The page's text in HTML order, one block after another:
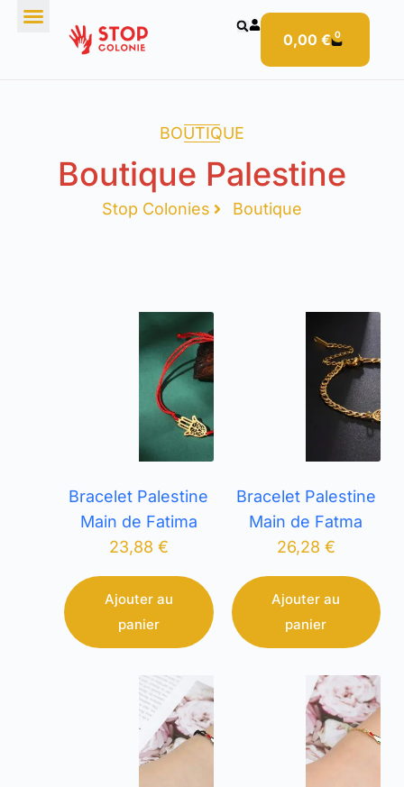
0,00 € 0
BOUTIQUE
Boutique Palestine
Stop Colonies Boutique
Bracelet Palestine
Main de Fatima
23,88 €
Ajouter au
panier
Bracelet Palestine
Main de Fatma
26,28 €
Ajouter au
panier